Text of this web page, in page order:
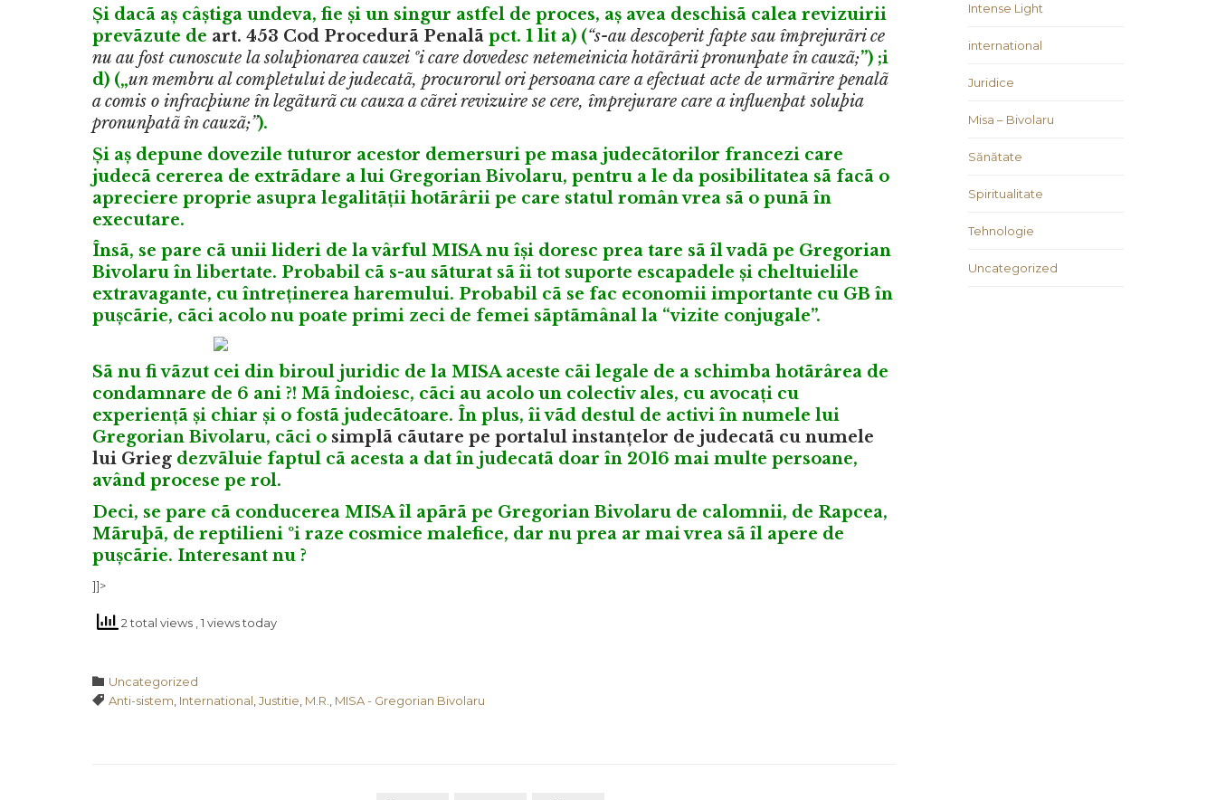
Și dacã aș câștiga undeva, fie și un singur astfel de proces, aș avea deschisã calea revizuirii
prevãzute de art. 453 Cod Procedurã Penalã pct. 1 lit a) (“s-au descoperit fapte sau împrejurãri ce
nu au fost cunoscute la soluþionarea cauzei ºi care dovedesc netemeinicia hotãrârii pronunþate în cauzã;”) ;i
d) („un membru al completului de judecatã, procurorul ori persoana care a efectuat acte de urmãrire penalã
a comis o infracþiune în legãturã cu cauza a cãrei revizuire se cere, împrejurare care a influenþat soluþia
pronunþatã în cauzã;”).
Și aș depune dovezile tuturor acestor demersuri pe masa judecãtorilor francezi care
judecã cererea de extrãdare a lui Gregorian Bivolaru, pentru a le da posibilitatea sã facã o
apreciere proprie asupra legalitãții hotãrârii pe care statul român vrea sã o punã în
executare.
Însã, se pare cã unii lideri de la vârful MISA nu își doresc prea tare sã îl vadã pe Gregorian
Bivolaru în libertate. Probabil cã s-au sãturat sã îi tot suporte escapadele și cheltuielile
extravagante, cu întreținerea haremului. Probabil cã se fac economii importante cu GB în
pușcãrie, cãci acolo nu poate primi zeci de femei sãptãmânal la “vizite conjugale”.
Sã nu fi vãzut cei din biroul juridic de la MISA aceste cãi legale de a schimba hotãrârea de
condamnare de 6 ani ?! Mã îndoiesc, cãci au acolo un colectiv ales, cu avocați cu
experiențã și chiar și o fostã judecãtoare. În plus, îi vãd destul de activi în numele lui
Gregorian Bivolaru, cãci o simplã cãutare pe portalul instanțelor de judecatã cu numele
lui Grieg dezvãluie faptul cã acesta a dat în judecatã doar în 2016 mai multe persoane,
având procese pe rol.
Deci, se pare cã conducerea MISA îl apãrã pe Gregorian Bivolaru de calomnii, de Rapcea,
Mãruþã, de reptilieni ºi raze cosmice malefice, dar nu prea ar mai vrea sã îl apere de
pușcãrie. Interesant nu ?
]]>
2 total views , 1 views today
 Category
Uncategorized
 Tags
Anti-sistem International Justitie M.R. MISA - Gregorian Bivolaru
Intense Light
international
Juridice
Misa – Bivolaru
Sănătate
Spiritualitate
Tehnologie
Uncategorized